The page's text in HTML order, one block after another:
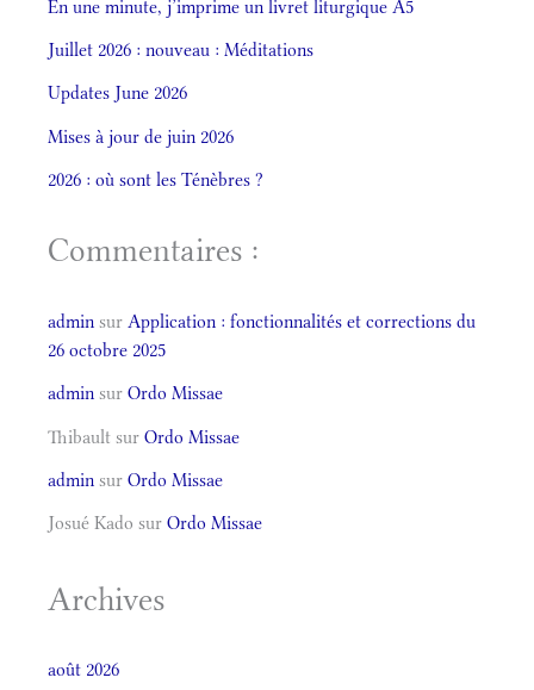
En une minute, j’imprime un livret liturgique A5
Juillet 2026 : nouveau : Méditations
Updates June 2026
Mises à jour de juin 2026
2026 : où sont les Ténèbres ?
Commentaires :
admin sur Application : fonctionnalités et corrections du
26 octobre 2025
admin sur Ordo Missae
Thibault sur Ordo Missae
admin sur Ordo Missae
Josué Kado sur Ordo Missae
Archives
août 2026